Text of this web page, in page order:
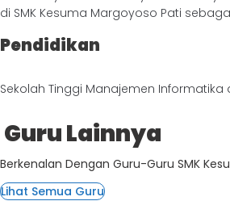
di SMK Kesuma Margoyoso Pati
Pendidikan
Sekolah Tinggi Manajemen
Guru Lainnya
Berkenalan Dengan Guru-Guru SMK
Lihat Semua Guru